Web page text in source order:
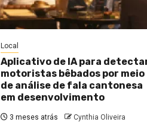
Local
Aplicativo de IA para
motoristas bêbados por meio
de análise de fala cantonesa
em desenvolvimento
3 meses atrás Cynthia Oliveira